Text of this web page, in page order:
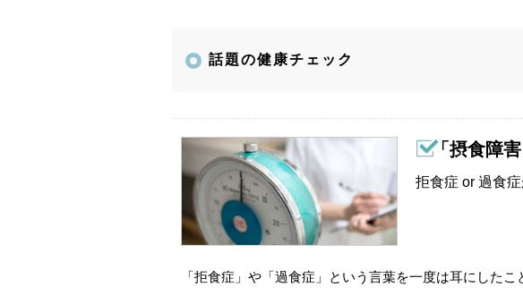
話題の健康チェック
「摂食障
拒食症 or 過食
「拒食症」や「過食症」という言葉を一度は耳にした